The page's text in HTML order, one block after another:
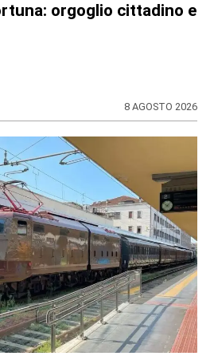
orgoglio cittadino e
8 AGOSTO 2026